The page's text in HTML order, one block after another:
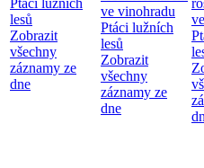
Ptáci lužních
lesů
Zobrazit
všechny
záznamy ze
dne
ve vinohradu
Ptáci lužních
lesů
Zobrazit
všechny
záznamy ze
dne